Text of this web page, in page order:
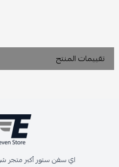
تقييمات المنتج
اي سفن ستور أكبر متجر